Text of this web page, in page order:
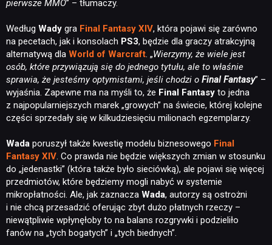
pierwsze MMO” – tłumaczy.
Według Wady gra Final Fantasy XIV, która pojawi się zarówno
na pecetach, jak i konsolach PS3, będzie dla graczy atrakcyjną
alternatywą dla World of Warcraft. „Wierzymy, że wiele jest
osób, które przywiązują się do jednego tytułu, ale to właśnie
sprawia, że jesteśmy optymistami, jeśli chodzi o Final Fantasy” –
wyjaśnia. Zapewne ma na myśli to, że Final Fantasy to jedna
z najpopularniejszych marek „growych” na świecie, której kolejne
części sprzedały się w kilkudziesięciu milionach egzemplarzy.
Wada poruszył także kwestię modelu biznesowego Final
Fantasy XIV. Co prawda nie będzie większych zmian w stosunku
do „jedenastki” (która także było sieciówką), ale pojawi się więcej
przedmiotów, które będziemy mogli nabyć w systemie
mikropłatności. Ale, jak zaznacza Wada, autorzy są ostrożni
i nie chcą przesadzić oferując zbyt dużo płatnych rzeczy –
niewątpliwie wpłynęłoby to na balans rozgrywki i podzieliło
fanów na „tych bogatych” i „tych biednych”.